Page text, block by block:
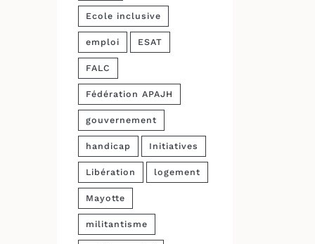
Ecole inclusive
emploi ESAT
FALC
Fédération APAJH
gouvernement
handicap Initiatives
Libération logement
Mayotte
militantisme